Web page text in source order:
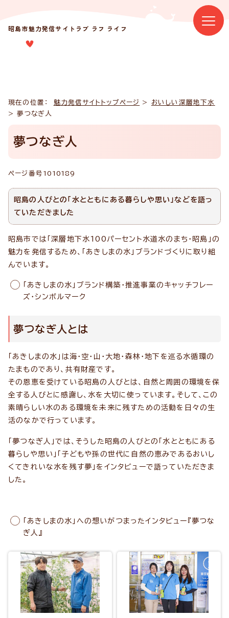
昭島市魅力発信サイト ラブ ラフ ライフ
現在の位置： 魅力発信サイトトップページ > おいしい深層地下水
> 夢つなぎ人
夢つなぎ人
ページ番号 1010189
昭島の人びとの「水とともにある暮らしや思い」などを語っ
ていただきました
昭島市では「深層地下水100パーセント水道水のまち・昭島」の
魅力を発信するため、「あきしまの水」ブランドづくりに取り組
んでいます。
「あきしまの水」ブランド構築・推進事業のキャッチフレー
ズ・シンボルマーク
夢つなぎ人とは
「あきしまの水」は海・空・山・大地・森林・地下を巡る水循環の
たまものであり、共有財産です。
その恩恵を受けている昭島の人びとは、自然と周囲の環境を保
全する人びとに感謝し、水を大切に使っています。そして、この
素晴らしい水のある環境を未来に残すための活動を日々の生
活のなかで行っています。
「夢つなぎ人」では、そうした昭島の人びとの「水とともにある
暮らしや思い」「子どもや孫の世代に自然の恵みであるおいし
くてきれいな水を残す夢」をインタビューで語っていただきま
した。
「あきしまの水」への想いがつまったインタビュー『夢つな
ぎ人』